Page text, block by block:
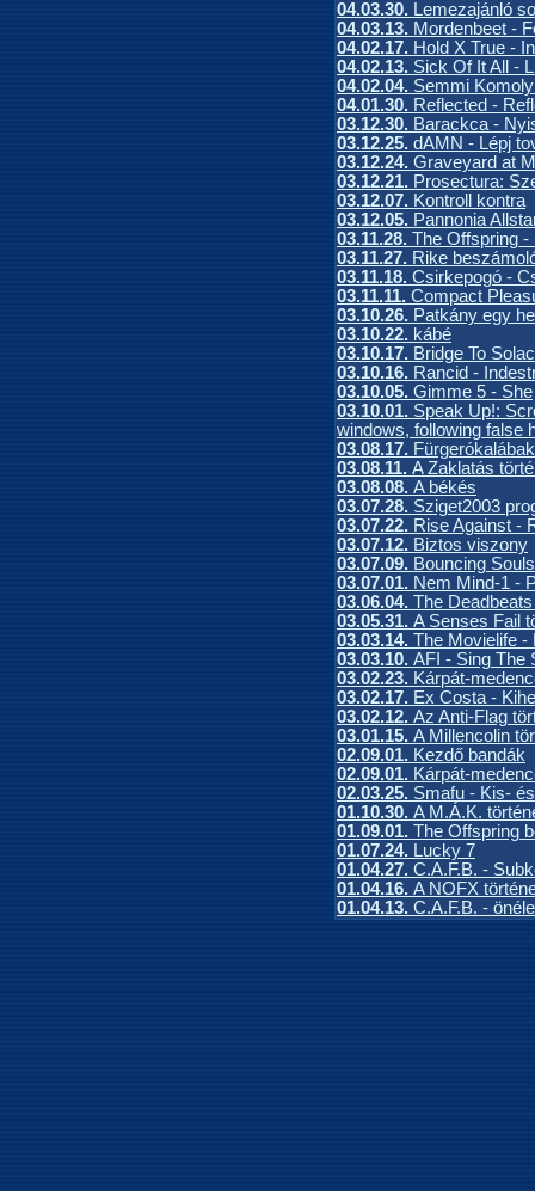
04.03.30. Lemezajánló
04.03.13. Mordenbeet -
04.02.17. Hold X True -
04.02.13. Sick Of It All -
04.02.04. Semmi
04.01.30. Reflected -
03.12.30. Barackca -
03.12.25. dAMN - Lépj
03.12.24. Graveyard at
03.12.21. Prosectura:
03.12.07. Kontroll kontra
03.12.05. Pannonia
03.11.28. The Offspring -
03.11.27. Rike
03.11.18. Csirkepogó -
03.11.11. Compact
03.10.26. Patkány egy
03.10.22. kábé
03.10.17. Bridge To
03.10.16. Rancid -
03.10.05. Gimme 5 - She
03.10.01. Speak Up!:
windows, following false
03.08.17.
03.08.11. A Zaklatás
03.08.08. A békés
03.07.28. Sziget2003
03.07.22. Rise Against -
03.07.12. Biztos viszony
03.07.09. Bouncing
03.07.01. Nem Mind-1 -
03.06.04. The
03.05.31. A Senses Fail
03.03.14. The Movielife -
03.03.10. AFI - Sing The
03.02.23. Kárpát-
03.02.17. Ex Costa -
03.02.12. Az Anti-Flag
03.01.15. A Millencolin
02.09.01. Kezdő bandák
02.09.01. Kárpát-
02.03.25. Smafu - Kis-
01.10.30. A M.Á.K.
01.09.01. The Offspring
01.07.24. Lucky 7
01.04.27. C.A.F.B. -
01.04.16. A NOFX
01.04.13. C.A.F.B. -